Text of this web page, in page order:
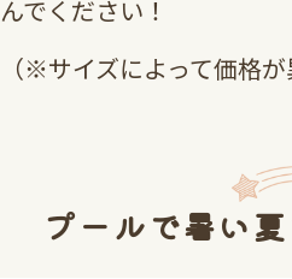
んでください！
（※サイズによって価格が
プールで暑い